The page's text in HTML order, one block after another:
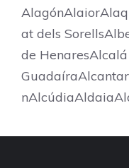
at dels
de